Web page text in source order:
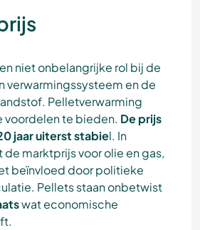
niet onbelangrijke rol bij de
verwarmingssysteem en de
Pelletverwarming
voordelen te bieden. De prijs
jaar uiterst stabiel. In
marktprijs voor olie en gas,
beïnvloed door politieke
Pellets staan onbetwist
wat economische